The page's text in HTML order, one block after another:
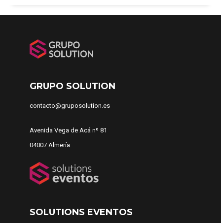
GRUPO SOLUTION
contacto@gruposolution.es
Avenida Vega de Acá nº 81
04007 Almería
SOLUTIONS EVENTOS